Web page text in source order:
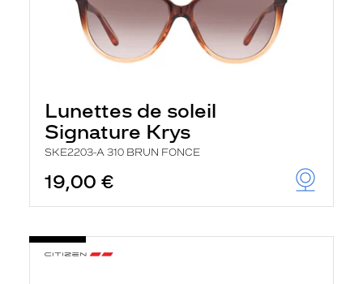
Lunettes de soleil
Signature Krys
SKE2203-A 310 BRUN FONCE
19,00 €